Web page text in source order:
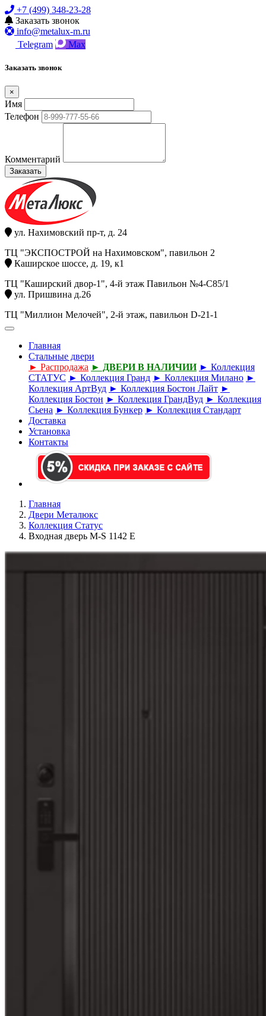
+7 (499) 348-23-28
Заказать звонок
info@metalux-m.ru
Telegram
Max
Заказать звонок
×
Имя
Телефон
Комментарий
Заказать
ул. Нахимовский пр-т, д. 24
ТЦ "ЭКСПОСТРОЙ на Нахимовском", павильон 2
Каширское шоссе, д. 19, к1
ТЦ "Каширский двор-1", 4-й этаж Павильон №4-С85/1
ул. Пришвина д.26
ТЦ "Миллион Мелочей", 2-й этаж, павильон D-21-1
Главная
Стальные двери
► Распродажа ► ДВЕРИ В НАЛИЧИИ ► Коллекция
СТАТУС ► Коллекция Гранд ► Коллекция Милано ►
Коллекция АртВуд ► Коллекция Бостон Лайт ►
Коллекция Бостон ► Коллекция ГрандВуд ► Коллекция
Сьена ► Коллекция Бункер ► Коллекция Стандарт
Доставка
Установка
Контакты
Главная
Двери Металюкс
Коллекция Статус
Входная дверь М-S 1142 E